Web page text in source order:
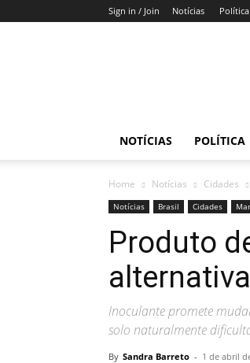
Sign in / Join Notícias Política
NOTÍCIAS POLÍTICA
Home Notícias Cidades
Notícias Brasil Cidades
Produto
Inoculante promete
solo naturalmente
By Sandra Barreto - 1 de abril